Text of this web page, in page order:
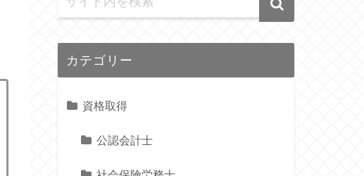
カテゴリー
資格取得
公認会計士